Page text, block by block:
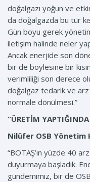
doğalgazı yoğun ve
da doğalgazda bu tür
Gün boyu gerek
iletişim halinde neler
Ancak enerjide son
bir de böylesine bir
verimliliği son derece
doğalgaz tedarik ve arz
normale dönülmesi.”
“ÜRETİM
Nilüfer OSB Yönetim
“BOTAŞ’ın yüzde 40
duyurmaya başladık.
gündemimiz, bir de OSB